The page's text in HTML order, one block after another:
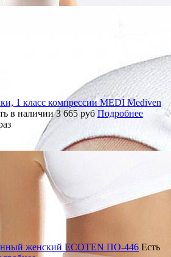
1 класс компрессии MEDI Mediven
в наличии 3 665 руб Подробнее
женский ECOTEN ПО-446 Есть